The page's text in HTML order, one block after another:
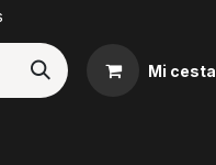
Mi cesta